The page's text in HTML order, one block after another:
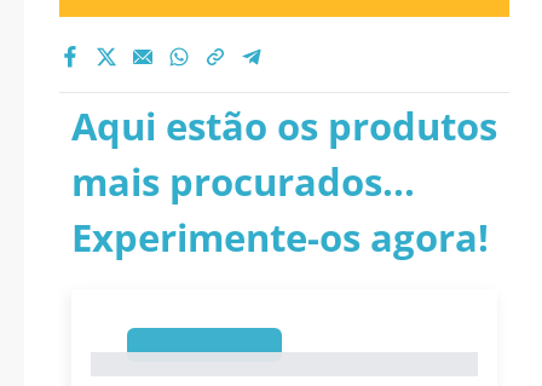
Aqui estão os produtos
mais procurados...
Experimente-os agora!